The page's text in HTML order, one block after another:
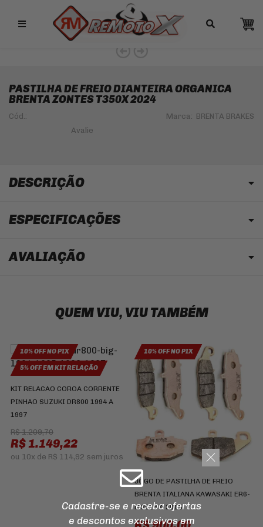
Remotox
PASTILHA DE FREIO DIANTEIRA ORGANICA
BRENTA ZONTES T350X 2024
Cód.: Marca: BRENTA BRAKES
DESCRIÇÃO
ESPECIFICAÇÕES
AVALIAÇÃO
QUEM VIU, VIU TAMBÉM
10% OFF NO PIX
5% OFF EM KIT RELAÇÃO
KIT RELACAO COROA CORRENTE
PINHAO SUZUKI DR800 1994 A
1997
R$ 1.209,70
R$ 1.149,22
ou 10x de R$ 114,92 sem juros
10% OFF NO PIX
JOGO DE PASTILHA DE FREIO
BRENTA ITALIANA KAWASAKI ER6-
N 2013 A 2015
Cadastre-se e receba ofertas
e descontos exclusivos em